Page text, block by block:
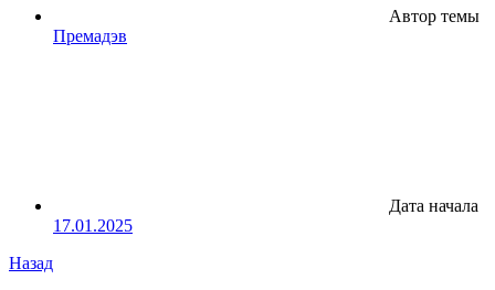
Автор темы
Премадэв
Дата начала
17.01.2025
Назад